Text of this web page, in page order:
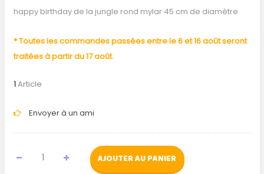
happy birthday de la jungle rond mylar 45 cm de diamètre
* Toutes les commandes passées entre le 6 et 16 août seront
traitées à partir du 17 août.
1Article
Envoyer à un ami
AJOUTER AU PANIER